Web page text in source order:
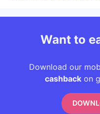
Want to
Download our
cashback on